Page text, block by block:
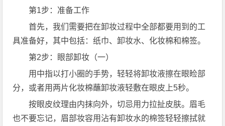
第1步：准备工作
首先，我们需要把在卸妆过程中全部都要用到的工
具准备好，其中包括：纸巾、卸妆水、化妆棉和棉签。
第2步：眼部卸妆（一）
用中指以打小圈的手势，轻轻将卸妆液擦在眼睑部
分，或者用两片化妆棉蘸卸妆液轻敷在眼皮上5秒。
按眼皮纹理由内抹向外，切忌用力拉扯皮肤。眉毛
也不要忘记，眉部妆容用沾有卸妆水的棉签轻轻擦拭就